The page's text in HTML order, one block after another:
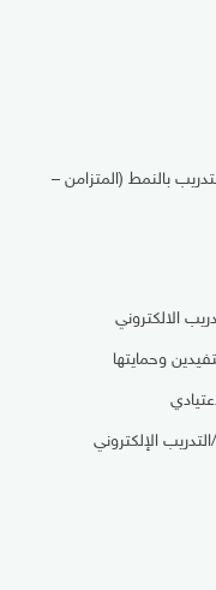
بالنمط (المتزامن –
الالكتروني
وحمايتها
الإلكتروني